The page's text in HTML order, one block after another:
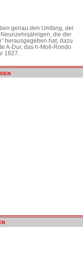
genau den Umfang, der
die der
herausgegeben hat, dazu
A-Dur, das h-Moll-Rondo
1827.